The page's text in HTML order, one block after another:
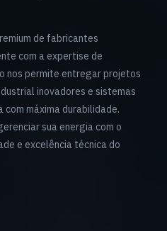
de fabricantes
com a expertise de
nos permite entregar projetos
inovadores e sistemas
máxima durabilidade.
sua energia com o
e excelência técnica do